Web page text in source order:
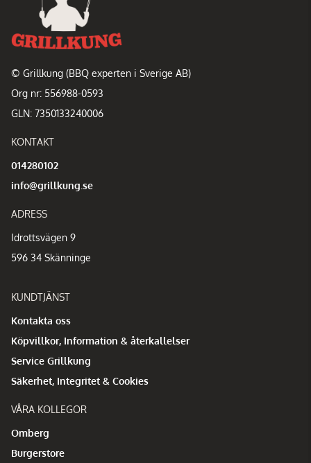
© Grillkung (BBQ experten i Sverige AB)
Org nr: 556988-0593
GLN: 7350133240006
KONTAKT
014280102
info@grillkung.se
ADRESS
Idrottsvägen 9
596 34 Skänninge
KUNDTJÄNST
Kontakta oss
Köpvillkor, Information & återkallelser
Service Grillkung
Säkerhet, Integritet & Cookies
VÅRA KOLLEGOR
Omberg
Burgerstore